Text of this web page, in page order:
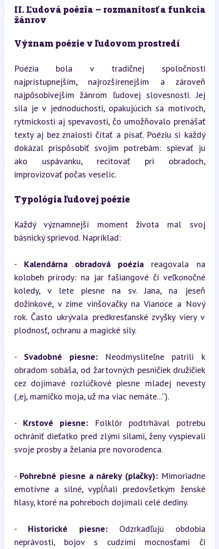
II. Ľudová poézia – rozmanitosť a funkcia
žánrov
Význam poézie v ľudovom prostredí
Poézia bola v tradičnej spoločnosti
najprístupnejším, najrozšírenejším a zároveň
najpôsobivejším žánrom ľudovej slovesnosti. Jej
sila je v jednoduchosti, opakujúcich sa motívoch,
rytmickosti aj spevavosti, čo umožňovalo prenášať
texty aj bez znalosti čítať a písať. Poéziu si každý
dokázal prispôsobiť svojim potrebám: spievať ju
ako uspávanku, recitovať pri obradoch,
improvizovať počas veselíc.
Typológia ľudovej poézie
Každý významnejší moment života mal svoj
básnický sprievod. Napríklad:
- Kalendárna obradová poézia reagovala na
kolobeh prírody: na jar fašiangové či veľkonočné
koledy, v lete piesne na sv. Jana, na jeseň
dožinkové, v zime vinšovačky na Vianoce a Nový
rok. Často ukrývala predkresťanské zvyšky viery v
plodnosť, ochranu a magické sily.
- Svadobné piesne: Neodmysliteľne patrili k
obradom sobáša, od žartovných pesničiek družičiek
cez dojímavé rozlúčkové piesne mladej nevesty
(„ej, mamičko moja, už ma viac nemáte...“).
- Krstové piesne: Folklór podtrhával potrebu
ochrániť dieťatko pred zlými silami, ženy vyspievali
svoje prosby a želania pre novorodenca.
- Pohrebné piesne a náreky (plačky): Mimoriadne
emotívne a silné, vypĺňali predovšetkým ženské
hlasy, ktoré na pohreboch dojímali celé dediny.
- Historické piesne: Odzrkadľujú obdobia
neprávosti, bojov s cudzími mocnosťami či